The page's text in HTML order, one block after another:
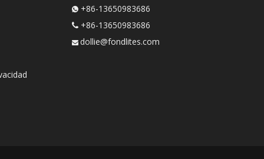
+86-13650983686
+86-13650983686
 dollie@fondlites.com